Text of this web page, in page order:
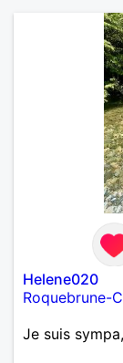
détails du
main qui se
faite de
Helene020
Roquebrune-
Je suis